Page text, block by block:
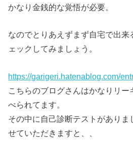
かなり金銭的な覚悟が必要。
なのでとりあえずまず自宅で出来
ェックしてみましょう。
https://garigeri.hatenablog.com/
こちらのブログさんはかなりリ
べられてます。
その中に自己診断テストがありま
せていただきますと、、